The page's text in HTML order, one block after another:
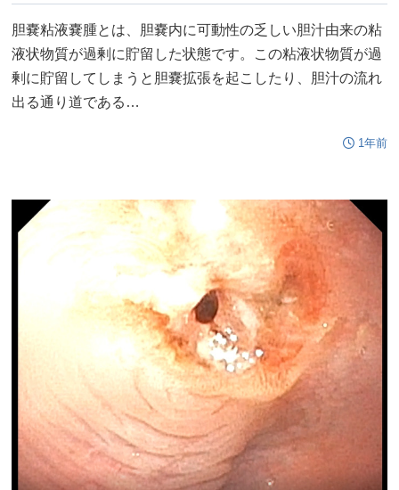
胆嚢粘液嚢腫とは、胆嚢内に可動性の乏しい胆汁由来の粘
液状物質が過剰に貯留した状態です。この粘液状物質が過
剰に貯留してしまうと胆嚢拡張を起こしたり、胆汁の流れ
出る通り道である…
1年前